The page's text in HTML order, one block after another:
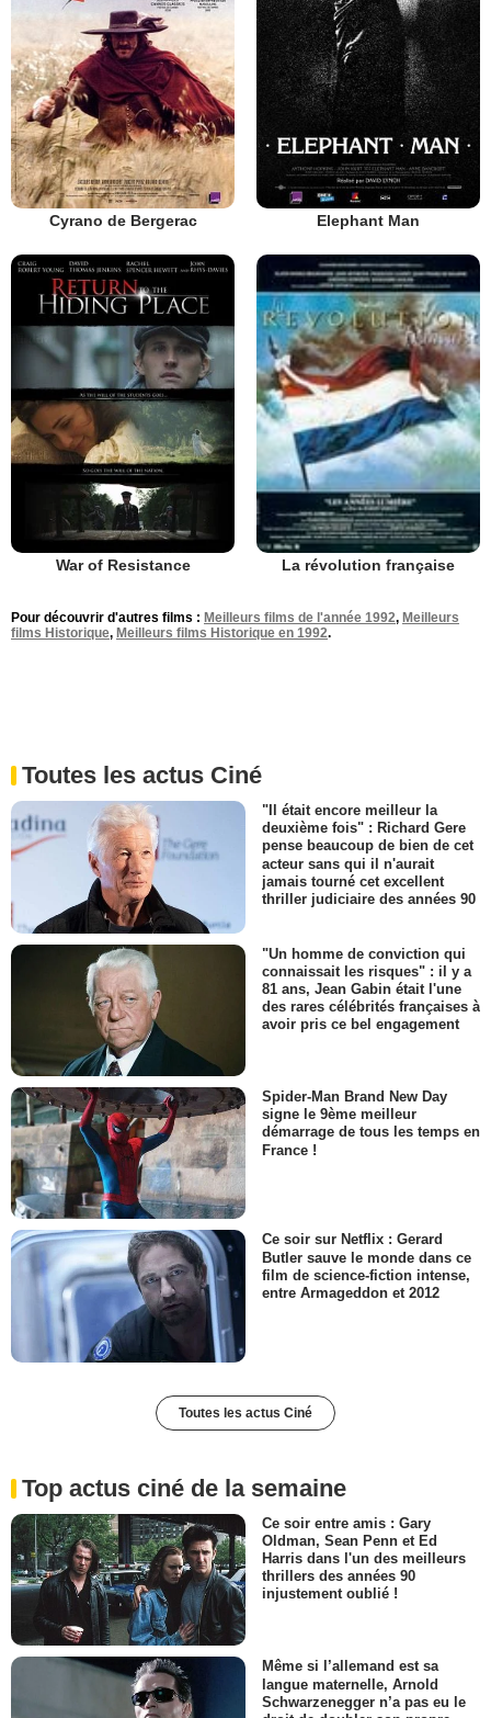
Cyrano de Bergerac Elephant Man
War of Resistance La révolution française
Pour découvrir d'autres films : Meilleurs films de l'année 1992, Meilleurs
films Historique, Meilleurs films Historique en 1992.
Toutes les actus Ciné
"Il était encore meilleur la
deuxième fois" : Richard Gere
pense beaucoup de bien de cet
acteur sans qui il n'aurait
jamais tourné cet excellent
thriller judiciaire des années 90
"Un homme de conviction qui
connaissait les risques" : il y a
81 ans, Jean Gabin était l'une
des rares célébrités françaises à
avoir pris ce bel engagement
Spider-Man Brand New Day
signe le 9ème meilleur
démarrage de tous les temps en
France !
Ce soir sur Netflix : Gerard
Butler sauve le monde dans ce
film de science-fiction intense,
entre Armageddon et 2012
Toutes les actus Ciné
Top actus ciné de la semaine
Ce soir entre amis : Gary
Oldman, Sean Penn et Ed
Harris dans l'un des meilleurs
thrillers des années 90
injustement oublié !
Même si l’allemand est sa
langue maternelle, Arnold
Schwarzenegger n’a pas eu le